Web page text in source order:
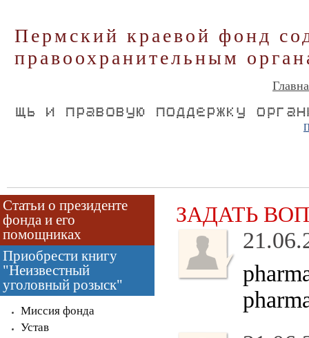
Пермский краевой фонд
правоохранительным
Статьи о президенте
фонда и его
помощниках
Приобрести книгу
"Неизвестный
уголовный розыск"
Миссия фонда
Устав
ЗАДАТЬ